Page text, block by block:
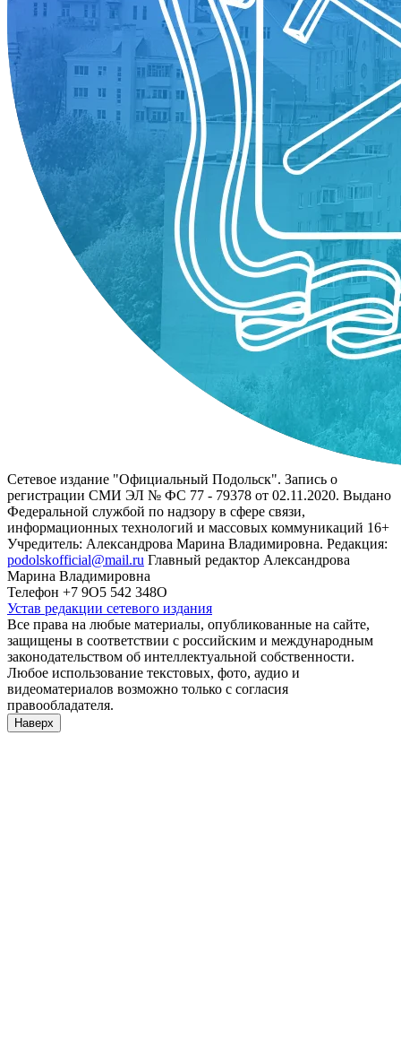
Сетевое издание "Официальный Подольск". Запись о
регистрации СМИ ЭЛ № ФС 77 - 79378 от 02.11.2020. Выдано
Федеральной службой по надзору в сфере связи,
информационных технологий и массовых коммуникаций 16+
Учредитель: Александрова Марина Владимировна. Редакция:
podolskofficial@mail.ru Главный редактор Александрова
Марина Владимировна
Телефон +7 9О5 542 348О
Устав редакции сетевого издания
Все права на любые материалы, опубликованные на сайте,
защищены в соответствии с российским и международным
законодательством об интеллектуальной собственности.
Любое использование текстовых, фото, аудио и
видеоматериалов возможно только с согласия
правообладателя.
Наверх